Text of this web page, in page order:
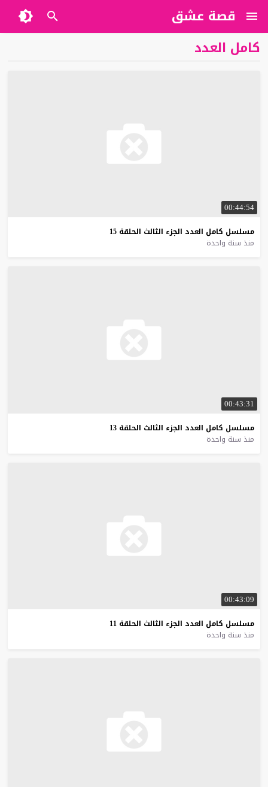
قصة عشق
كامل العدد
00:44:54
مسلسل كامل العدد الجزء الثالث الحلقة 15
منذ سنة واحدة
00:43:31
مسلسل كامل العدد الجزء الثالث الحلقة 13
منذ سنة واحدة
00:43:09
مسلسل كامل العدد الجزء الثالث الحلقة 11
منذ سنة واحدة